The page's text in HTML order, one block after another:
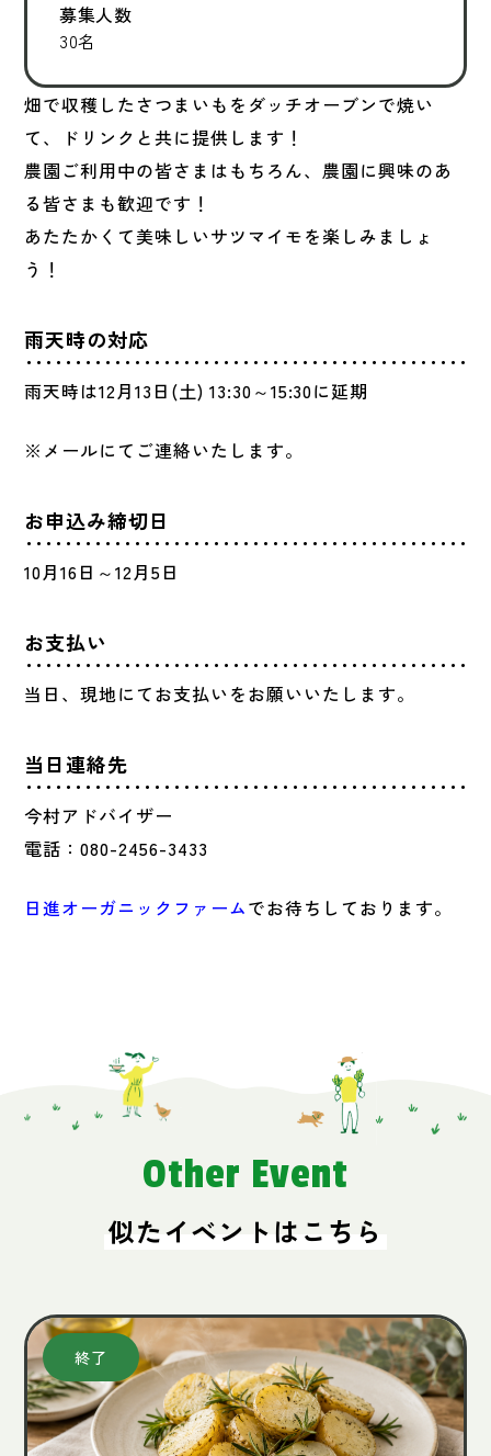
募集人数
30名
畑で収穫したさつまいもをダッチオーブンで焼い
て、ドリンクと共に提供します！
農園ご利用中の皆さまはもちろん、農園に興味のあ
る皆さまも歓迎です！
あたたかくて美味しいサツマイモを楽しみましょ
う！
雨天時の対応
雨天時は12月13日(土) 13:30～15:30に延期
※メールにてご連絡いたします。
お申込み締切日
10月16日～12月5日
お支払い
当日、現地にてお支払いをお願いいたします。
当日連絡先
今村アドバイザー
電話：080-2456-3433
日進オーガニックファームでお待ちしております。
Other Event
似たイベントはこちら